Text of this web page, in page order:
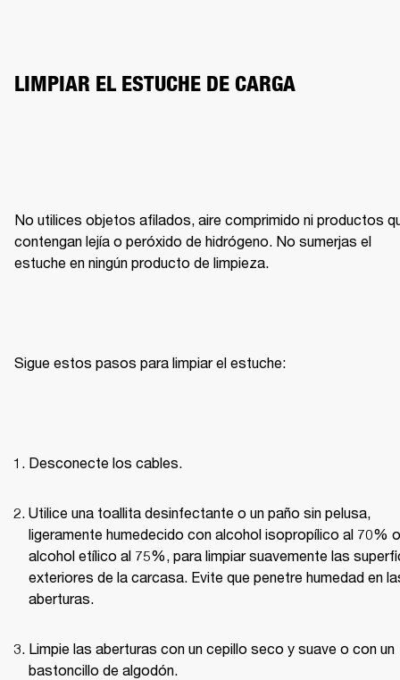
LIMPIAR EL ESTUCHE DE CARGA
No utilices objetos afilados, aire comprimido ni productos
contengan lejía o peróxido de hidrógeno. No sumerjas el
estuche en ningún producto de limpieza.
Sigue estos pasos para limpiar el estuche:
Desconecte los cables.
Utilice una toallita desinfectante o un paño sin pelusa,
ligeramente humedecido con alcohol isopropílico al 70% o
alcohol etílico al 75%, para limpiar suavemente las
exteriores de la carcasa. Evite que penetre humedad en
aberturas.
Limpie las aberturas con un cepillo seco y suave o con un
bastoncillo de algodón.